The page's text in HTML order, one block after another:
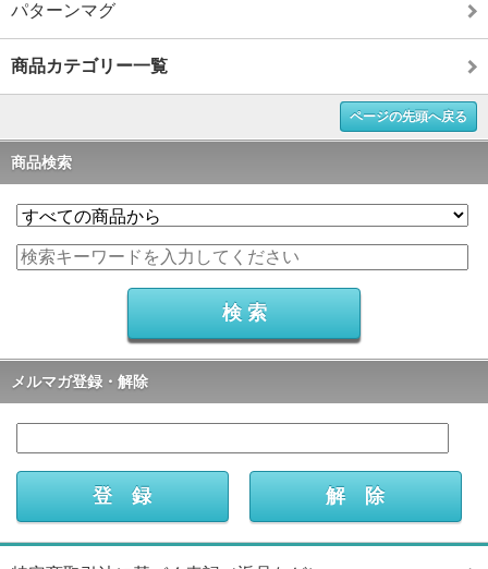
パターンマグ
商品カテゴリー一覧
ページの先頭へ戻る
商品検索
メルマガ登録・解除